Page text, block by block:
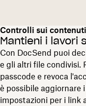
Controlli sui contenuti
Mantieni i lavori
Con DocSend puoi
e gli altri file condivisi.
passcode e revoca
è possibile aggiornare
impostazioni per i link